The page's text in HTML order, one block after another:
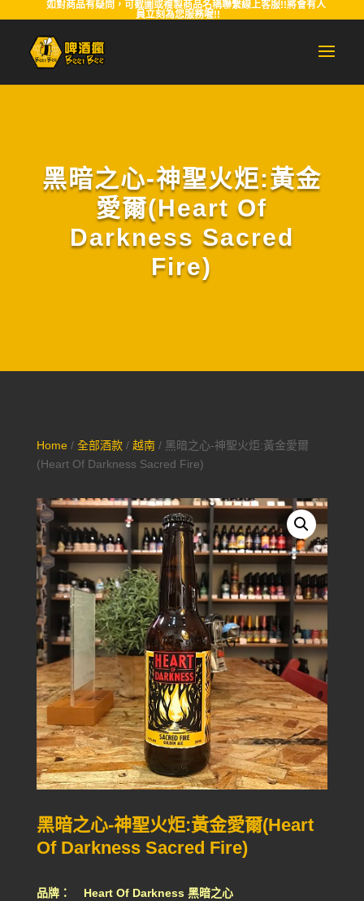
如對商品有疑問，可截圖或複製商品名稱聯繫線上客服!!將會有人
員立刻為您服務喔!!
黑暗之心-神聖火炬:黃金
愛爾(Heart Of
Darkness Sacred
Fire)
Home/ 全部酒款/ 越南/ 黑暗之心-神聖火炬:黃金愛爾
(Heart Of Darkness Sacred Fire)
黑暗之心-神聖火炬:黃金愛爾(Heart
Of Darkness Sacred Fire)
品牌： Heart Of Darkness 黑暗之心